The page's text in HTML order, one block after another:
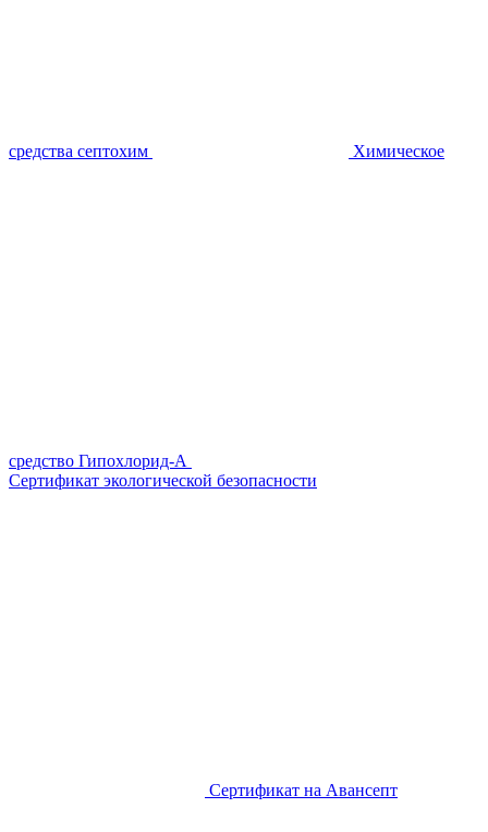
средства септохим Химическое
средство Гипохлорид-А
Сертификат экологической безопасности
Сертификат на Авансепт